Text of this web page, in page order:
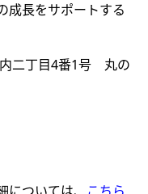
成長をサポートする
二丁目4番1号 丸の